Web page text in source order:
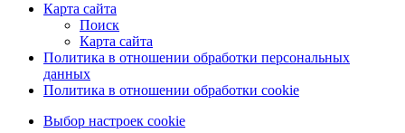
Карта сайта
Поиск
Карта сайта
Политика в отношении обработки персональных
данных
Политика в отношении обработки cookie
Выбор настроек cookie